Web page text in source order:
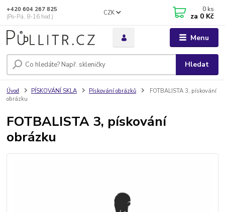
Menu
CZK
Hledat
+420 604 267 825
(Po-Pá, 8-16 hod.)
0 ks
za 0 Kč
Úvod PÍSKOVÁNÍ SKLA Pískování obrázků
FOTBALISTA 3, pískování
obrázku
FOTBALISTA 3, pískování
obrázku